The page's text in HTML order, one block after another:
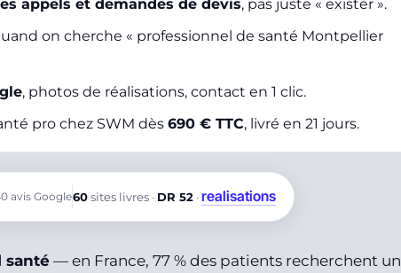
appels et demandes de devis, pas juste « exister ».
on cherche « professionnel de santé Montpellier
, photos de réalisations, contact en 1 clic.
pro chez SWM dès 690 € TTC, livré en 21 jours.
avis Google60 sites livres · DR 52 · realisations
santé— en France, 77 % des patients recherchent un